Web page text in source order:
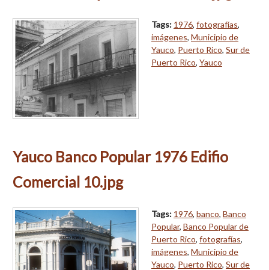
Tags: 1976, fotografías,
imágenes, Municipio de
Yauco, Puerto Rico, Sur de
Puerto Rico, Yauco
Yauco Banco Popular 1976 Edifio
Comercial 10.jpg
Tags: 1976, banco, Banco
Popular, Banco Popular de
Puerto Rico, fotografías,
imágenes, Municipio de
Yauco, Puerto Rico, Sur de